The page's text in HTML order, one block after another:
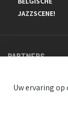
JAZZSCENE!
PARTNERS
Uw ervaring